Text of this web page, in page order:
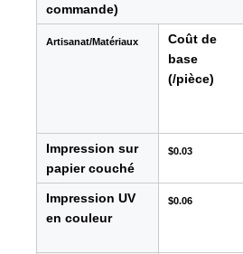
commande)
Artisanat/Matériaux
Coût de
base
(/pièce)
Impression sur
papier couché
$0.03
Impression UV
en couleur
$0.06